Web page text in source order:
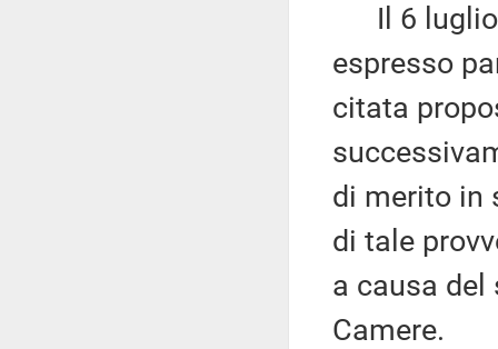
Il 6 luglio
espresso
citata
di merito in
di tale
a causa del
Camere.